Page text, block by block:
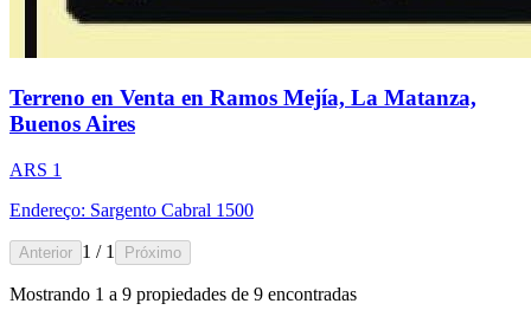
Terreno en Venta en Ramos Mejía, La Matanza,
Buenos Aires
ARS 1
Endereço: Sargento Cabral 1500
Anterior 1 / 1 Próximo
Mostrando 1 a 9 propiedades de 9 encontradas